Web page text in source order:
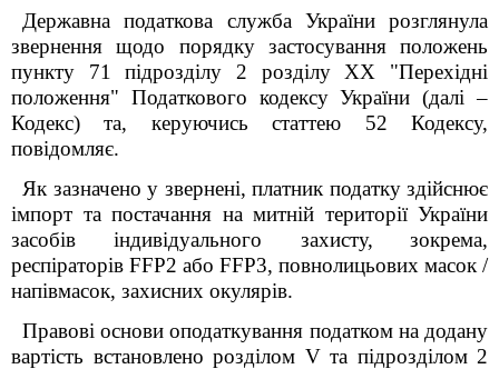
Державна податкова служба України розглянула
звернення щодо порядку застосування положень
пункту 71 підрозділу 2 розділу ХХ "Перехідні
положення" Податкового кодексу України (далі –
Кодекс) та, керуючись статтею 52 Кодексу,
повідомляє.
Як зазначено у звернені, платник податку здійснює
імпорт та постачання на митній території України
засобів індивідуального захисту,
зокрема,
респіраторів FFP2 або FFP3, повнолицьових масок /
напівмасок, захисних окулярів.
Правові основи оподаткування податком на додану
вартість встановлено розділом V та підрозділом 2